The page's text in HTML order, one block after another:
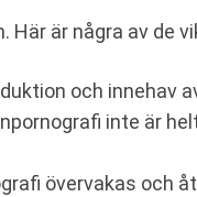
Här är några av de
och innehav
inte är
övervakas och